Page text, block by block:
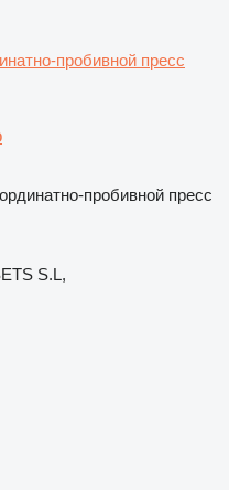
пробивной пресс
пробивной пресс
S.L,